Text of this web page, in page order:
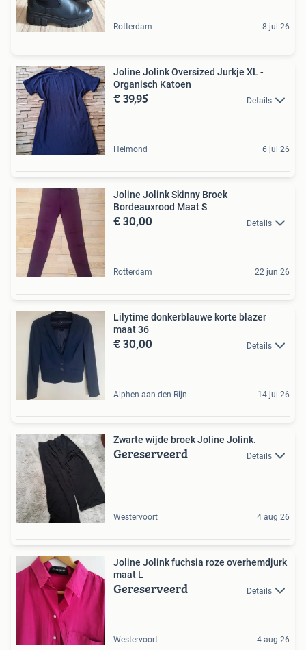
Rotterdam 8 jul 26
Joline Jolink Oversized Jurkje XL -
Organisch Katoen
€ 39,95 Details
Helmond 6 jul 26
Joline Jolink Skinny Broek
Bordeauxrood Maat S
€ 30,00 Details
Rotterdam 22 jun 26
Lilytime donkerblauwe korte blazer
maat 36
€ 30,00 Details
Alphen aan den Rijn 14 jul 26
Zwarte wijde broek Joline Jolink.
Gereserveerd Details
Westervoort 4 aug 26
Joline Jolink fuchsia roze overhemdjurk
maat L
Gereserveerd Details
Westervoort 4 aug 26